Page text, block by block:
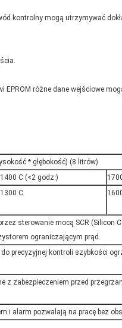
kontrolny mogą utrzymywać
EPROM różne dane wejściowe
* głębokość) (8 litrów)
1400 C (<2 godz.)
1300 C
sterowanie mocą SCR (Silicon
ograniczającym prąd.
precyzyjnej kontroli szybkości
z zabezpieczeniem przed
i alarm pozwalają na pracę bez